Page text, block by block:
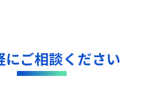
にご相談ください